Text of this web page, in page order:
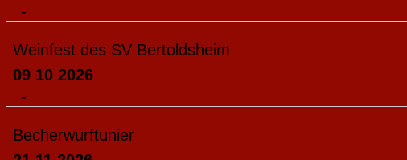
-
Weinfest des SV Bertoldsheim
09 10 2026
-
Becherwurftunier